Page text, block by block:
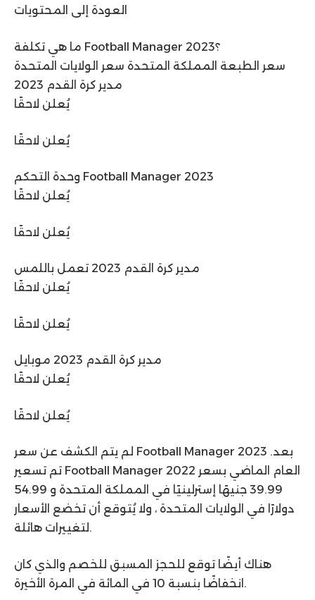
العودة إلى المحتويات
ما هي تكلفة Football Manager 2023؟
سعر الطبعة المملكة المتحدة سعر الولايات المتحدة
مدير كرة القدم 2023
يُعلن لاحقًا
يُعلن لاحقًا
وحدة التحكم Football Manager 2023
يُعلن لاحقًا
يُعلن لاحقًا
مدير كرة القدم 2023 تعمل باللمس
يُعلن لاحقًا
يُعلن لاحقًا
مدير كرة القدم 2023 موبايل
يُعلن لاحقًا
يُعلن لاحقًا
لم يتم الكشف عن سعر Football Manager 2023 بعد.
تم تسعير Football Manager 2022 العام الماضي بسعر
39.99 جنيهًا إسترلينيًا في المملكة المتحدة و 54.99
دولارًا في الولايات المتحدة ، ولا يُتوقع أن تخضع الأسعار
لتغييرات هائلة.
هناك أيضًا توقع للحجز المسبق للخصم والذي كان
انخفاضًا بنسبة 10 في المائة في المرة الأخيرة.